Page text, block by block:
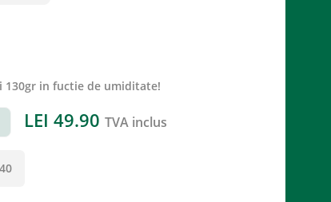
130gr in fuctie de umiditate!
LEI 49.90 TVA inclus